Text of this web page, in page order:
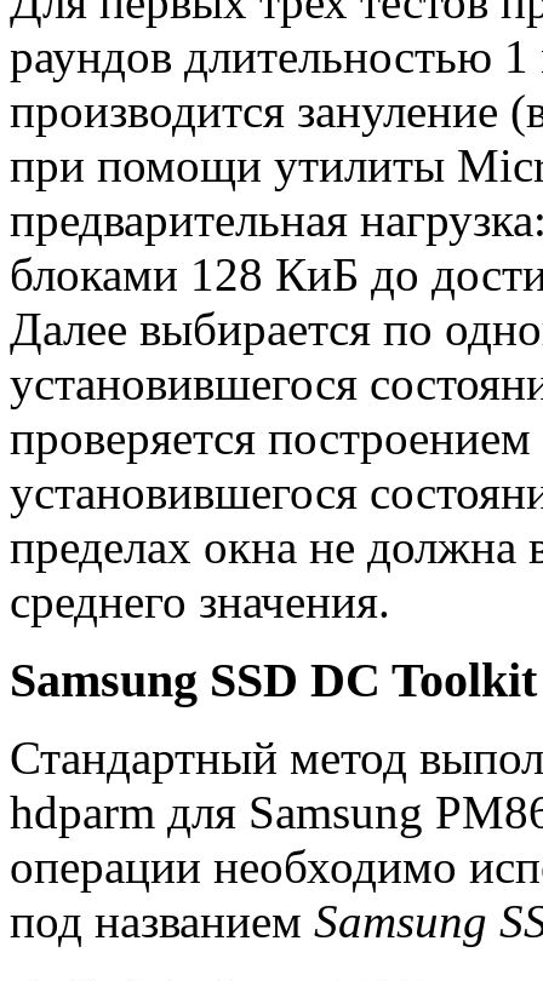
раундов длительностью
производится зануление
при помощи утилиты
предварительная
блоками 128 КиБ до
Далее выбирается по
установившегося
проверяется
установившегося
пределах окна не должна
среднего значения.
Samsung SSD DC Toolkit
Стандартный метод
hdparm для Samsung
операции необходимо
под названием Samsung